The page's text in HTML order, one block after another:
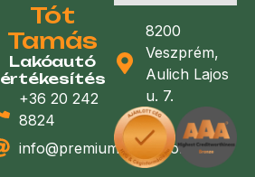
Tót
Tamás
Lakóautó
értékesítés
+36 20 242
8824
info@premiumlakoauto.hu
8200
Veszprém,
Aulich Lajos
u. 7.